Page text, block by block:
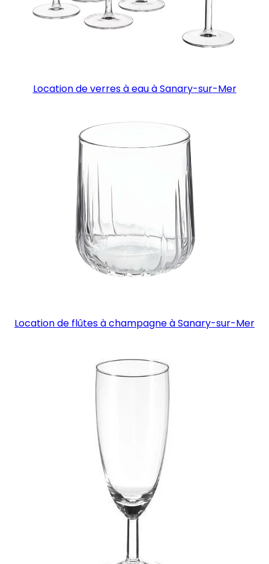
Location de verres à eau à Sanary-sur-Mer
Location de flûtes à champagne à Sanary-sur-Mer